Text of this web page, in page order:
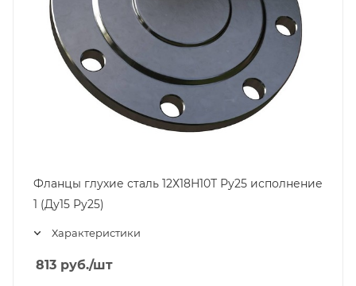
Фланцы глухие сталь 12Х18Н10Т Ру25 исполнение
1 (Ду15 Ру25)
Характеристики
813 руб./шт